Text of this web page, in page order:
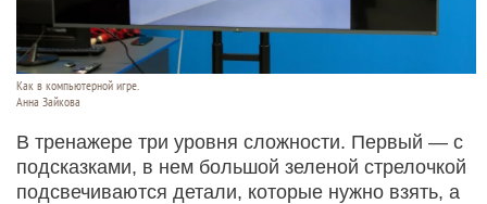
Как в компьютерной игре.
Анна Зайкова
В тренажере три уровня сложности. Первый — с
подсказками, в нем большой зеленой стрелочкой
подсвечиваются детали, которые нужно взять, а